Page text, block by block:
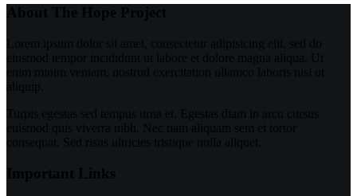
About The Hope Project
Lorem ipsum dolor sit amet, consectetur adipisicing elit, sed do
eiusmod tempor incididunt ut labore et dolore magna aliqua. Ut
enim minim veniam, nostrud exercitation ullamco laboris nisi ut
aliquip.
Turpis egestas sed tempus urna et. Egestas diam in arcu cursus
euismod quis viverra nibh. Nec nam aliquam sem et tortor
consequat. Sed risus ultricies tristique nulla aliquet.
Important Links